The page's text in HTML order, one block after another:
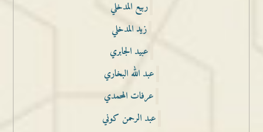
ربيع المدخلي
زيد المدخلي
عبيد الجابري
عبد الله البخاري
عرفات المحمدي
عبد الرحمن كوني